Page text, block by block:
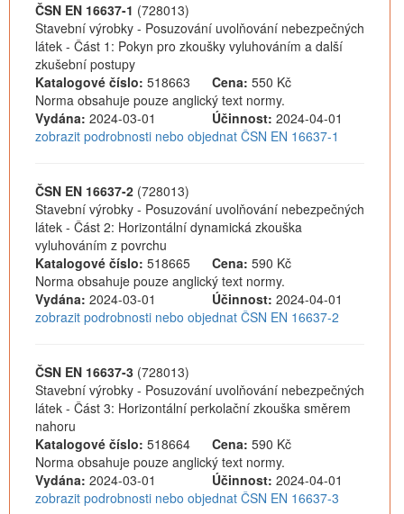
ČSN EN 16637-1 (728013)
Stavební výrobky - Posuzování uvolňování nebezpečných
látek - Část 1: Pokyn pro zkoušky vyluhováním a další
zkušební postupy
Katalogové číslo: 518663 Cena: 550 Kč
Norma obsahuje pouze anglický text normy.
Vydána: 2024-03-01 Účinnost: 2024-04-01
zobrazit podrobnosti nebo objednat ČSN EN 16637-1
ČSN EN 16637-2 (728013)
Stavební výrobky - Posuzování uvolňování nebezpečných
látek - Část 2: Horizontální dynamická zkouška
vyluhováním z povrchu
Katalogové číslo: 518665 Cena: 590 Kč
Norma obsahuje pouze anglický text normy.
Vydána: 2024-03-01 Účinnost: 2024-04-01
zobrazit podrobnosti nebo objednat ČSN EN 16637-2
ČSN EN 16637-3 (728013)
Stavební výrobky - Posuzování uvolňování nebezpečných
látek - Část 3: Horizontální perkolační zkouška směrem
nahoru
Katalogové číslo: 518664 Cena: 590 Kč
Norma obsahuje pouze anglický text normy.
Vydána: 2024-03-01 Účinnost: 2024-04-01
zobrazit podrobnosti nebo objednat ČSN EN 16637-3